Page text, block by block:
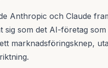
Anthropic och Claude
som det AI-företag
marknadsföringsknep,